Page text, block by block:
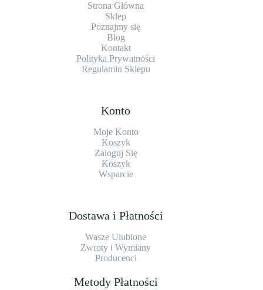
Strona Główna
Sklep
Poznajmy się
Blog
Kontakt
Polityka Prywatności
Regulamin Sklepu
Konto
Moje Konto
Koszyk
Zaloguj Się
Koszyk
Wsparcie
Dostawa i Płatności
Wasze Ulubione
Zwroty i Wymiany
Producenci
Metody Płatności